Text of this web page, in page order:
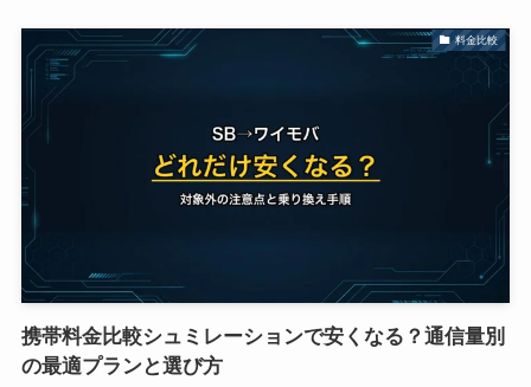
料金比較
携帯料金比較シュミレーションで安くなる？通信量別
の最適プランと選び方